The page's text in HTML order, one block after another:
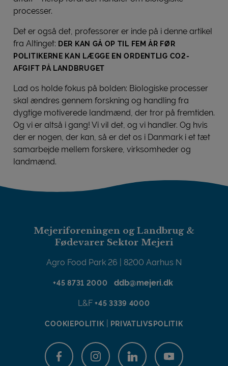
processer.
Det er også det, professorer er inde på i denne artikel
fra Altinget: DER KAN GÅ OP TIL FEM ÅR FØR
POLITIKERNE KAN LÆGGE EN ORDENTLIG CO2-
AFGIFT PÅ LANDBRUGET
Lad os holde fokus på bolden: Biologiske processer
skal ændres gennem forskning og handling fra
dygtige motiverede landmænd, der tror på fremtiden.
Og vi er altså i gang! Vi vil det, og vi handler. Og hvis
der er nogen, der kan, så er det os i Danmark i et tæt
samarbejde mellem forskere, virksomheder og
landmænd.
Mejeriforeningen og Landbrug &
Fødevarer Sektor Mejeri
Agro Food Park 26 | 8200 Aarhus N
+45 8731 2000 ddb@mejeri.dk
L&F+45 3339 4000
COOKIEPOLITIK PRIVATLIVSPOLITIK